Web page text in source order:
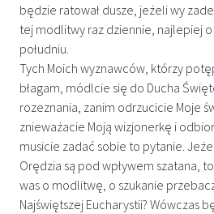
będzie ratował dusze, jeżeli wy
tej modlitwy raz dziennie, najlepiej
południu.
Tych Moich wyznawców, którzy
błagam, módlcie się do Ducha
rozeznania, zanim odrzucicie Moje
znieważacie Moją wizjonerkę i
musicie zadać sobie to pytanie.
Orędzia są pod wpływem szatana,
was o modlitwę, o szukanie
Najświętszej Eucharystii? Wówczas